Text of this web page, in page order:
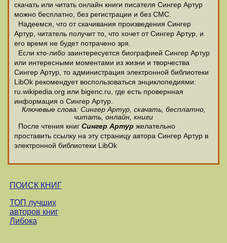
скачать или читать онлайн книги писателя Сингеp Аpтуp
можно бесплатно, без регистрации и без СМС.
Надеемся, что от скачивания произведения Сингеp
Аpтуp, читатель получит то, что хочет от Сингеp Аpтуp, и
его время не будет потрачено зря.
Если кто-либо заинтересуется биографией Сингеp Аpтуp
или интересными моментами из жизни и творчества
Сингеp Аpтуp, то администрация электронной библиотеки
LibOk рекомендует воспользоваться энциклопедиями:
ru.wikipedia.org или bigenc.ru, где есть провернная
информация о Сингеp Аpтуp.
Ключевые слова: Сингеp Аpтуp, скачать, бесплатно,
читать, онлайн, книги
После чтения книг Сингеp Аpтуp желательно
проставить ссылку на эту страницу автора Сингеp Аpтуp в
электронной библиотеки LibOk
ПОИСК КНИГ
ТОП лучших
авторов книг
Либока